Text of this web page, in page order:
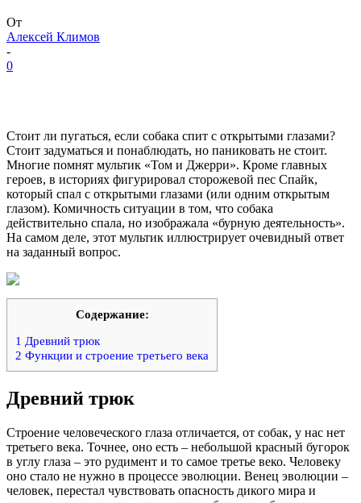
От
Алексей Климов
-
0
Стоит ли пугаться, если собака спит с открытыми глазами?
Стоит задуматься и понаблюдать, но паниковать не стоит.
Многие помнят мультик «Том и Джерри». Кроме главных
героев, в историях фигурировал сторожевой пес Спайк,
который спал с открытыми глазами (или одним открытым
глазом). Комичность ситуации в том, что собака
действительно спала, но изображала «бурную деятельность».
На самом деле, этот мультик иллюстрирует очевидный ответ
на заданный вопрос.
Содержание:
1 Древний трюк
2 Функции и строение третьего века
Древний трюк
Строение человеческого глаза отличается, от собак, у нас нет
третьего века. Точнее, оно есть – небольшой красный бугорок
в углу глаза – это рудимент и то самое третье веко. Человеку
оно стало не нужно в процессе эволюции. Венец эволюции –
человек, перестал чувствовать опасность дикого мира и